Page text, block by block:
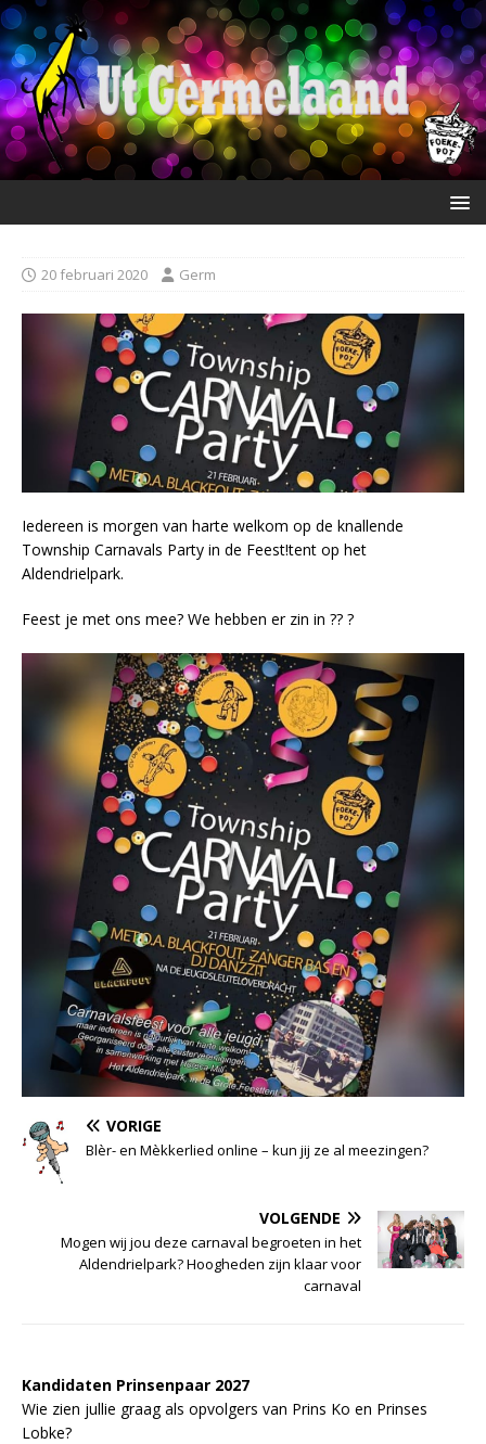
20 februari 2020 Germ
Iedereen is morgen van harte welkom op de knallende
Township Carnavals Party in de Feest!tent op het
Aldendrielpark.
Feest je met ons mee? We hebben er zin in ?? ?
VORIGE
Blèr- en Mèkkerlied online – kun jij ze al meezingen?
VOLGENDE
Mogen wij jou deze carnaval begroeten in het
Aldendrielpark? Hoogheden zijn klaar voor
carnaval
Kandidaten Prinsenpaar 2027
Wie zien jullie graag als opvolgers van Prins Ko en Prinses
Lobke?